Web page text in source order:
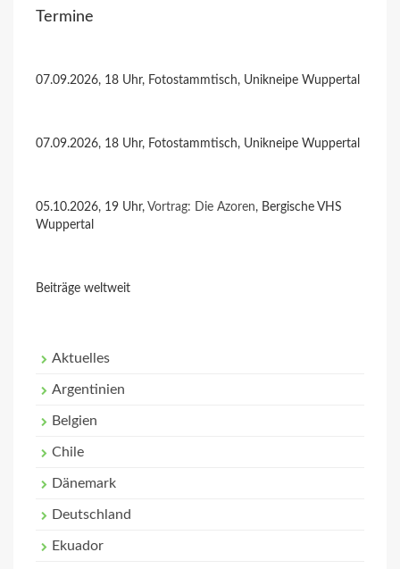
Termine
07.09.2026, 18 Uhr, Fotostammtisch, Unikneipe Wuppertal
07.09.2026, 18 Uhr, Fotostammtisch, Unikneipe Wuppertal
05.10.2026, 19 Uhr, Vortrag: Die Azoren, Bergische VHS
Wuppertal
Beiträge weltweit
Aktuelles
Argentinien
Belgien
Chile
Dänemark
Deutschland
Ekuador